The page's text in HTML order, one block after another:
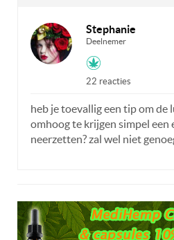
Stephanie
Deelnemer
22 reacties
heb je toevallig een tip om de
omhoog te krijgen simpel een
neerzetten? zal wel niet